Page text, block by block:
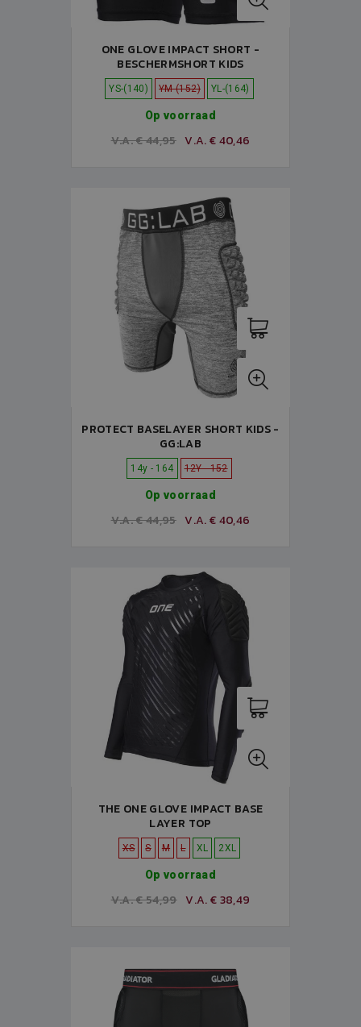
ONE GLOVE IMPACT SHORT -
BESCHERMSHORT KIDS
YS-(140) YM-(152) YL-(164)
Op voorraad
V.A. € 44,95 V.A. € 40,46
PROTECT BASELAYER SHORT KIDS -
GG:LAB
14y - 164 12Y - 152
Op voorraad
V.A. € 44,95 V.A. € 40,46
THE ONE GLOVE IMPACT BASE
LAYER TOP
XS S M L XL 2XL
Op voorraad
V.A. € 54,99 V.A. € 38,49